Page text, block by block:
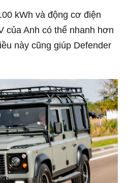
kWh và động cơ điện
của Anh có thể nhanh hơn
này cũng giúp Defender